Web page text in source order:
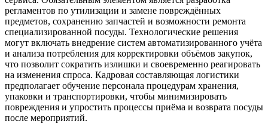
регламентов по утилизации и замене повреждённых
предметов, сохранению запчастей и возможности ремонта
специализированной посуды. Технологические решения
могут включать внедрение систем автоматизированного учёта
и анализа потребления для корректировки объёмов закупок,
что позволит сократить излишки и своевременно реагировать
на изменения спроса. Кадровая составляющая логистики
предполагает обучение персонала процедурам хранения,
упаковки и транспортировки, чтобы минимизировать
повреждения и упростить процессы приёма и возврата посуды
после мероприятий.